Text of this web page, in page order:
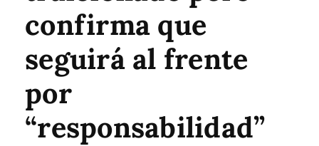
confirma que
seguirá al frente
por
“responsabilidad”